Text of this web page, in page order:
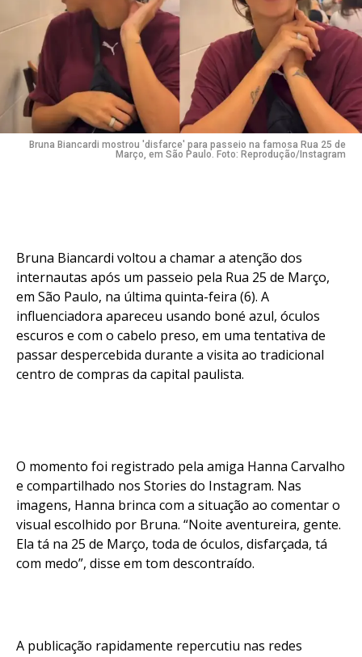
Bruna Biancardi mostrou 'disfarce' para passeio na famosa Rua 25 de
Março, em São Paulo. Foto: Reprodução/Instagram
Bruna Biancardi voltou a chamar a atenção dos
internautas após um passeio pela Rua 25 de Março,
em São Paulo, na última quinta-feira (6). A
influenciadora apareceu usando boné azul, óculos
escuros e com o cabelo preso, em uma tentativa de
passar despercebida durante a visita ao tradicional
centro de compras da capital paulista.
O momento foi registrado pela amiga Hanna Carvalho
e compartilhado nos Stories do Instagram. Nas
imagens, Hanna brinca com a situação ao comentar o
visual escolhido por Bruna. “Noite aventureira, gente.
Ela tá na 25 de Março, toda de óculos, disfarçada, tá
com medo”, disse em tom descontraído.
A publicação rapidamente repercutiu nas redes